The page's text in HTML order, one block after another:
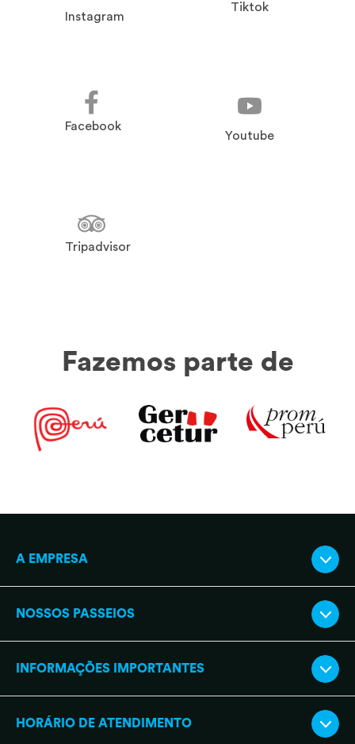
Instagram
Tiktok
Facebook
Youtube
Tripadvisor
Fazemos parte de
A EMPRESA
NOSSOS PASSEIOS
INFORMAÇÕES IMPORTANTES
HORÁRIO DE ATENDIMENTO